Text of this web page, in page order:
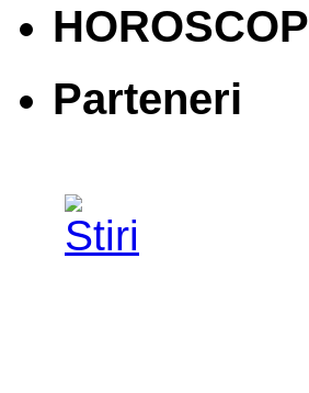
HOROSCOP
Parteneri